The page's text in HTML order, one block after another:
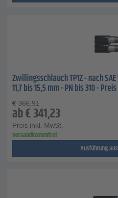
Zwillingsschlauch TP1Z - nach
11,7 bis 15,5 mm - PN bis 310 -
€ 366,91
ab€341,23
Preis inkl. MwSt.
versandkostenfrei
Ausführung